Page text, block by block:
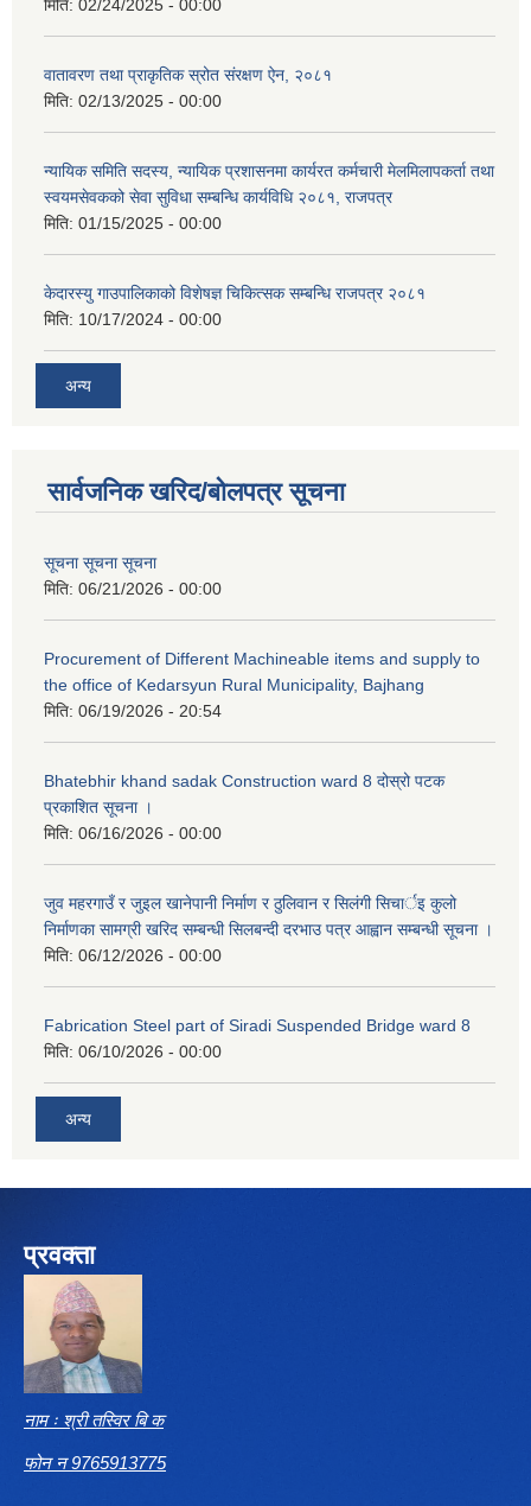
मिति: 02/24/2025 - 00:00
वातावरण तथा प्राकृतिक स्रोत संरक्षण ऐन, २०८१
मिति: 02/13/2025 - 00:00
न्यायिक समिति सदस्य, न्यायिक प्रशासनमा कार्यरत कर्मचारी मेलमिलापकर्ता तथा
स्वयमसेवकको सेवा सुविधा सम्बन्धि कार्यविधि २०८१, राजपत्र
मिति: 01/15/2025 - 00:00
केदारस्यु गाउपालिकाको विशेषज्ञ चिकित्सक सम्बन्धि राजपत्र २०८१
मिति: 10/17/2024 - 00:00
अन्य
सार्वजनिक खरिद/बोलपत्र सूचना
सूचना सूचना सूचना
मिति: 06/21/2026 - 00:00
Procurement of Different Machineable items and supply to
the office of Kedarsyun Rural Municipality, Bajhang
मिति: 06/19/2026 - 20:54
Bhatebhir khand sadak Construction ward 8 दोस्रो पटक
प्रकाशित सूचना ।
मिति: 06/16/2026 - 00:00
जुव महरगाउँ र जुइल खानेपानी निर्माण र ठुलिवान र सिलंगी सिचार्इ कुलो
निर्माणका सामग्री खरिद सम्बन्धी सिलबन्दी दरभाउ पत्र आह्वान सम्बन्धी सूचना ।
मिति: 06/12/2026 - 00:00
Fabrication Steel part of Siradi Suspended Bridge ward 8
मिति: 06/10/2026 - 00:00
अन्य
प्रवक्ता
नाम ः श्री तस्विर बि क
फोन न 9765913775